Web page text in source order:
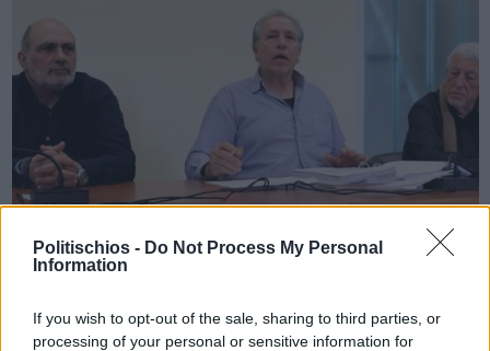
Politischios - Do Not Process My Personal
Information
If you wish to opt-out of the sale, sharing to third parties, or
processing of your personal or sensitive information for
ομηρικής κληρονομίας